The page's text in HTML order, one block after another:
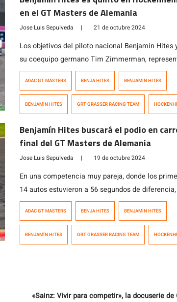
en el GT Masters de Alemania
Jose Luis Sepulveda | 21 de octubre 2024
Los objetivos del piloto nacional Benjamín Hites
su coequipo germano Tim Zimmerman,
al Grasser Racing Team, era concluir la
Alemania que se disputó en Hockenheim
Sin embargo, no lo alcanzaron, pero
honroso quinto puesto tanto en la Carrera 2
ADAC GT MASTERS BENJA HITES BENJAMIN HITES
BENJAMÍN HITES GRT GRASSER RACING TEAM
Benjamín Hites buscará el podio en
final del GT Masters de Alemania
Jose Luis Sepulveda | 19 de octubre 2024
En una competencia muy pareja, donde los
14 autos estuvieron a 56 segundos de
chileno Benjamín Hites y su compañero Tim
terminaron en la novena posición durante la
de la sexta y última fecha del Campeonato ADAC
ADAC GT MASTERS BENJA HITES BENJAMIN HITES
BENJAMÍN HITES GRT GRASSER RACING TEAM
«Sainz: Vivir para competir», la docuserie de